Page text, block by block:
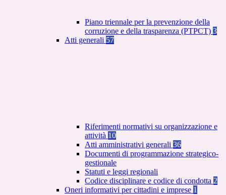
Piano triennale per la prevenzione della
corruzione e della trasparenza (PTPCT) 3
Atti generali 57
Riferimenti normativi su organizzazione e
attività 10
Atti amministrativi generali 36
Documenti di programmazione strategico-
gestionale
Statuti e leggi regionali
Codice disciplinare e codice di condotta 2
Oneri informativi per cittadini e imprese 1